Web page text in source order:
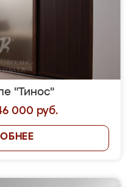
"Тинос"
000 руб.